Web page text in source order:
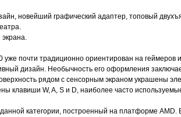
новейший графический адаптер, топовый
уже почти традиционно ориентирован на геймеров
дизайн. Необычность его оформления
рядом с сенсорным экраном украшены
клавиши W, A, S и D, наиболее часто
категории, построенный на платформе AMD.